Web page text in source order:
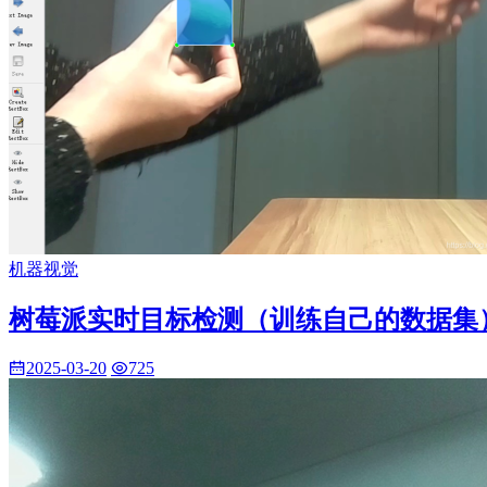
机器视觉
树莓派实时目标检测（训练自己的数据集
2025-03-20 725